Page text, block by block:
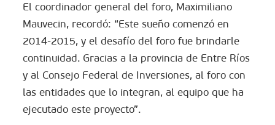
El coordinador general del foro, Maximiliano
Mauvecin, recordó: “Este sueño comenzó en
2014-2015, y el desafío del foro fue brindarle
continuidad. Gracias a la provincia de Entre Ríos
y al Consejo Federal de Inversiones, al foro con
las entidades que lo integran, al equipo que ha
ejecutado este proyecto”.